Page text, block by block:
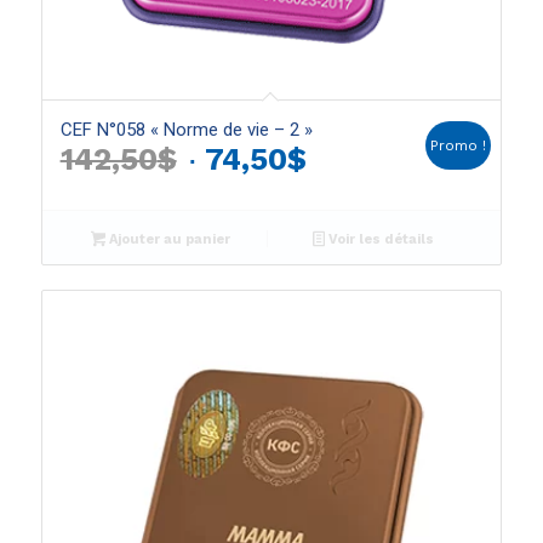
CEF N°058 « Norme de vie – 2 »
142,50$ Le
initial
était :
74,50$Le
actuel
est :
Promo !
Ajouter au panier Voir les détails